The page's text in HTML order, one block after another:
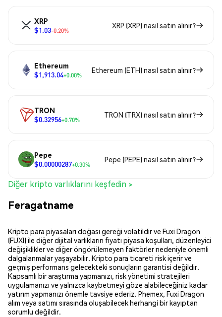
XRP
$1.03-0.20%
XRP (XRP) nasıl satın alınır?
Ethereum
$1,913.04+0.00%
Ethereum (ETH) nasıl satın alınır?
TRON
$0.32956+0.70%
TRON (TRX) nasıl satın alınır?
Pepe
$0.00000287+0.30%
Pepe (PEPE) nasıl satın alınır?
Diğer kripto varlıklarını keşfedin >
Feragatname
Kripto para piyasaları doğası gereği volatildir ve Fuxi Dragon
(FUXI) ile diğer dijital varlıkların fiyatı piyasa koşulları, düzenleyici
değişiklikler ve diğer öngörülemeyen faktörler nedeniyle önemli
dalgalanmalar yaşayabilir. Kripto para ticareti risk içerir ve
geçmiş performans gelecekteki sonuçların garantisi değildir.
Kapsamlı bir araştırma yapmanızı, risk yönetimi stratejileri
uygulamanızı ve yalnızca kaybetmeyi göze alabileceğiniz kadar
yatırım yapmanızı önemle tavsiye ederiz. Phemex, Fuxi Dragon
alım veya satımı sırasında oluşabilecek herhangi bir kayıptan
sorumlu değildir.